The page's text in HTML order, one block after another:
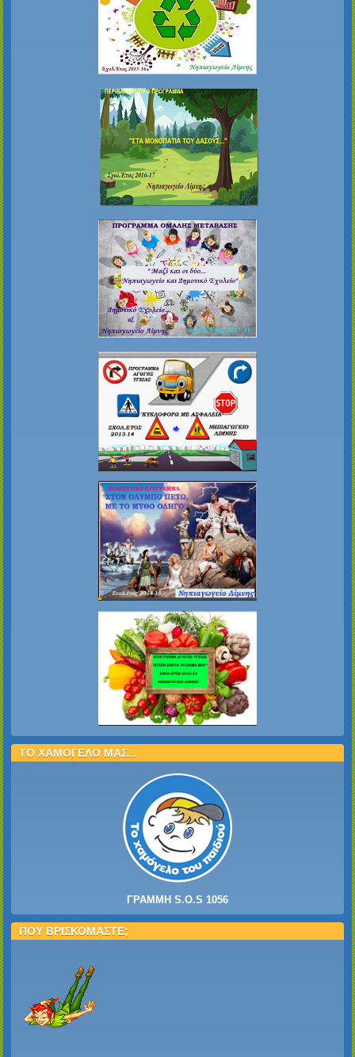
ΤΟ ΧΑΜΟΓΕΛΟ ΜΑΣ...
ΓΡΑΜΜΗ S.O.S 1056
ΠΟΥ ΒΡΙΣΚΟΜΑΣΤΕ;